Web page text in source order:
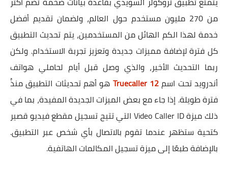
من 270 مليون مستخدم حول العالم، ولضمان تقديم أفضل
خدمة لهذا الكم الهائل من المستخدمين، يتم تحديث التطبيق
كل فترة لإضافة مميزات جديدة وتعزيز تجربة الاستخدام. ولكن
ربما التحديث الأخير، والذي وصل قبل أيام لحاملي هواتف
أندرويد تحت اسمTruecaller 12 هو أهم تحديثات التطبيق منذُ
فترة طويلة. إذا جاء مع بعض الميزات الجديدة المفيدة، بما في
ذلك ميزة Video Caller ID التي تتيح تسجيل مقطع فيديو قصير
كتحية ستظهر عندما تقوم بالاتصال بأي شخص عبر التطبيق.
بالإضافة طبعًا إلى ميزة تسجيل المكالمات الهاتفية.